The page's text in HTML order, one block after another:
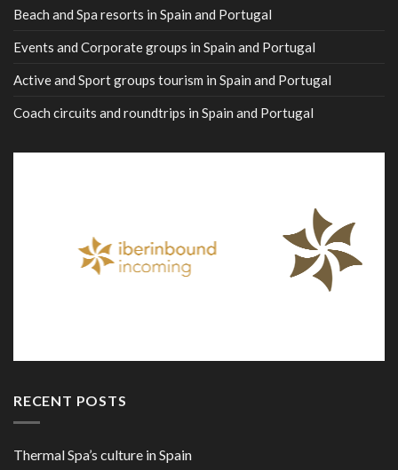
Beach and Spa resorts in Spain and Portugal
Events and Corporate groups in Spain and Portugal
Active and Sport groups tourism in Spain and Portugal
Coach circuits and roundtrips in Spain and Portugal
RECENT POSTS
Thermal Spa’s culture in Spain